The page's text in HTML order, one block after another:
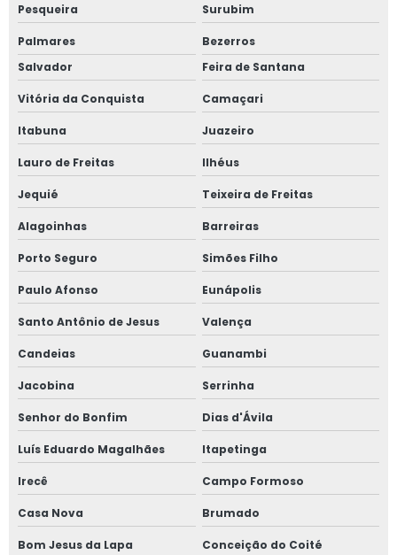
Pesqueira Surubim
Palmares
Bezerros
Salvador
Feira de Santana
Vitória da Conquista Camaçari
Itabuna Juazeiro
Lauro de Freitas Ilhéus
Jequié Teixeira de Freitas
Alagoinhas Barreiras
Porto Seguro Simões Filho
Paulo Afonso Eunápolis
Santo Antônio de Jesus Valença
Candeias Guanambi
Jacobina Serrinha
Senhor do Bonfim Dias d'Ávila
Luís Eduardo Magalhães Itapetinga
Irecê Campo Formoso
Casa Nova Brumado
Bom Jesus da Lapa Conceição do Coité